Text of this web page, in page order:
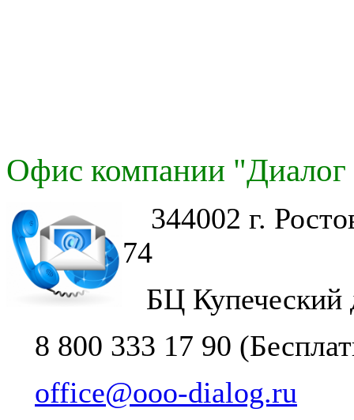
Офис компании "Диалог
344002 г.
74
БЦ Купеческий
8 800 333 17 90
office@ooo-dialog.ru